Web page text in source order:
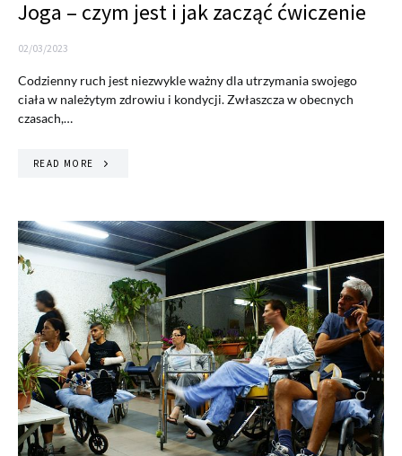
Joga – czym jest i jak zacząć ćwiczenie
02/03/2023
Codzienny ruch jest niezwykle ważny dla utrzymania swojego
ciała w należytym zdrowiu i kondycji. Zwłaszcza w obecnych
czasach,…
READ MORE